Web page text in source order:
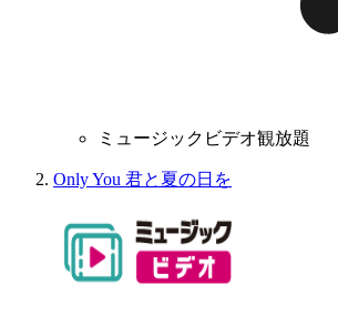
ミュージックビデオ観放題
Only You 君と夏の日を